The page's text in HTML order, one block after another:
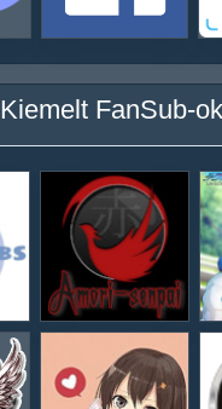
Kiemelt FanSub-